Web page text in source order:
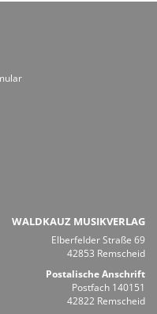
WALDKAUZ MUSIKVERLAG
Elberfelder Straße 69
42853 Remscheid
Postalische Anschrift
Postfach 140151
42822 Remscheid